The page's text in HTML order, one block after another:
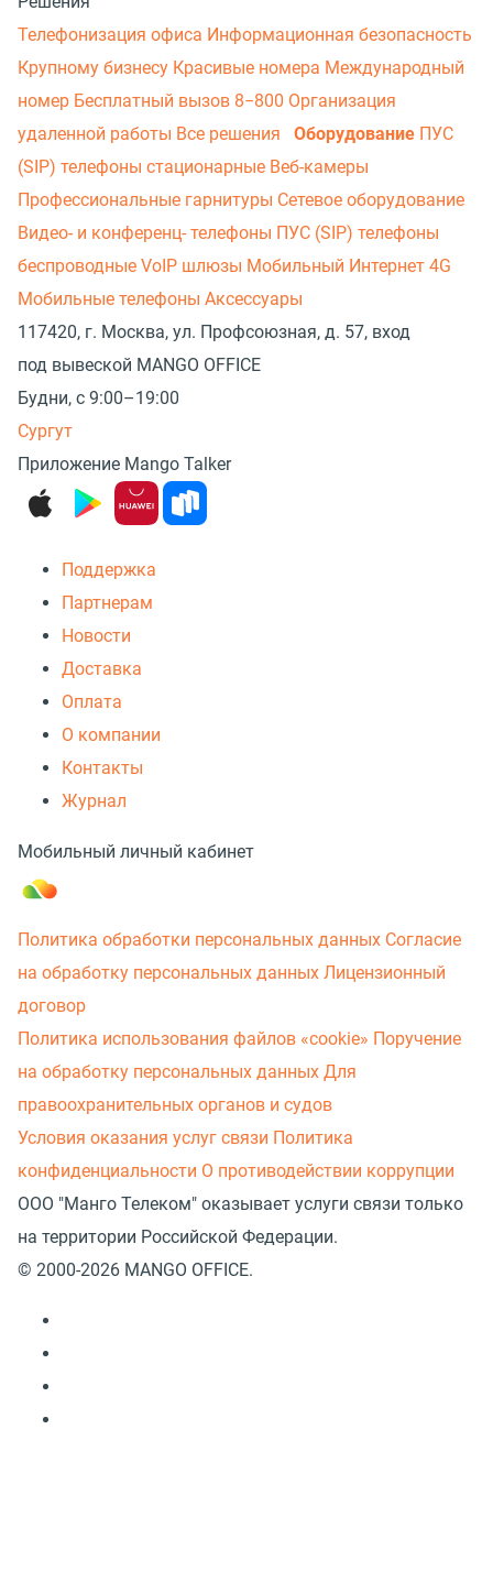
Телефонизация офиса Информационная безопасность
Крупному бизнесу Красивые номера Международный
номер Бесплатный вызов 8−800 Организация
удаленной работы Все решения Оборудование ПУС
(SIP) телефоны стационарные Веб-камеры
Профессиональные гарнитуры Сетевое оборудование
Видео- и конференц- телефоны ПУС (SIP) телефоны
беспроводные VoIP шлюзы Мобильный Интернет 4G
Мобильные телефоны Аксессуары
117420, г. Москва, ул. Профсоюзная, д. 57, вход
под вывеской MANGO OFFICE
Будни, с 9:00–19:00
Сургут
Приложение Mango Talker
Поддержка
Партнерам
Новости
Доставка
Оплата
О компании
Контакты
Журнал
Мобильный личный кабинет
Политика обработки персональных данных Согласие
на обработку персональных данных Лицензионный
договор
Политика использования файлов «cookie» Поручение
на обработку персональных данных Для
правоохранительных органов и судов
Условия оказания услуг связи Политика
конфиденциальности О противодействии коррупции
ООО "Манго Телеком" оказывает услуги связи только
на территории Российской Федерации.
© 2000-2026 MANGO OFFICE.